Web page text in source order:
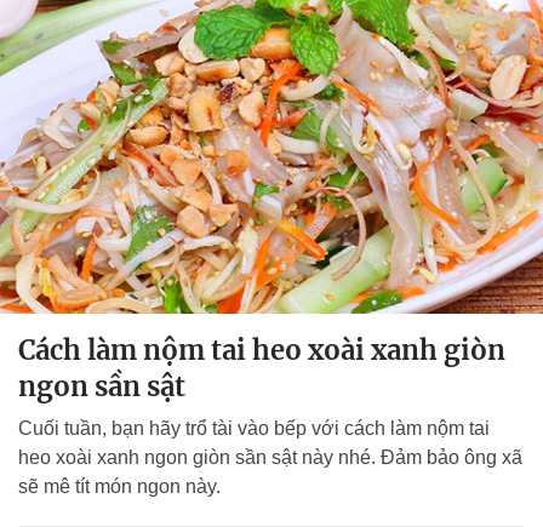
Cách làm nộm tai heo xoài xanh giòn
ngon sần sật
Cuối tuần, bạn hãy trổ tài vào bếp với cách làm nộm tai
heo xoài xanh ngon giòn sần sật này nhé. Đảm bảo ông xã
sẽ mê tít món ngon này.